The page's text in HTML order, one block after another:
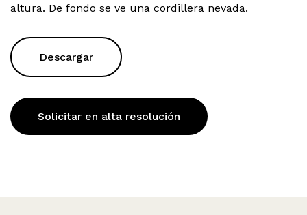
altura. De fondo se ve una cordillera nevada.
Descargar
Solicitar en alta resolución